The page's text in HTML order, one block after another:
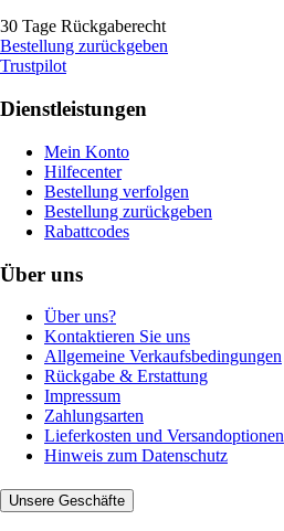
30 Tage Rückgaberecht
Bestellung zurückgeben
Trustpilot
Dienstleistungen
Mein Konto
Hilfecenter
Bestellung verfolgen
Bestellung zurückgeben
Rabattcodes
Über uns
Über uns?
Kontaktieren Sie uns
Allgemeine Verkaufsbedingungen
Rückgabe & Erstattung
Impressum
Zahlungsarten
Lieferkosten und Versandoptionen
Hinweis zum Datenschutz
Unsere Geschäfte